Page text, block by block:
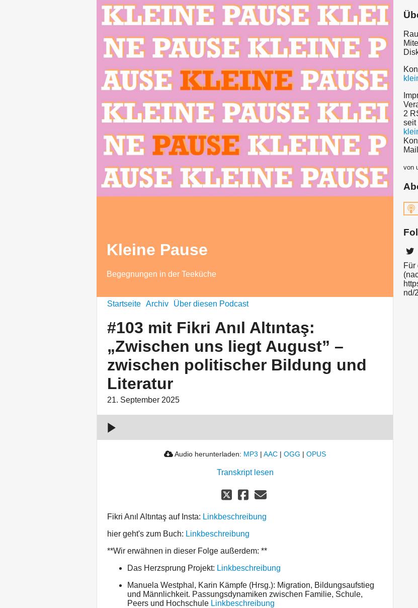
Kleine Pause
Begegnungen in der Teeküche
Startseite Archiv Über diesen Podcast
#103 mit Fikri Anıl Altıntaş:
„Zwischen uns liegt August” –
zwischen politischer Bildung und
Literatur
21. September 2025
#103 mit
Altıntaş:
„Zwischen
uns liegt
August” –
zwischen
politischer
und
Literatur
Audio herunterladen: MP3 | AAC | OGG | OPUS
Transkript lesen
Fikri Anıl Altıntaş auf Insta: Linkbeschreibung
hier geht's zum Buch: Linkbeschreibung
**Wir erwähnen in dieser Folge außerdem: **
Das Herzsprung Projekt: Linkbeschreibung
Manuela Westphal, Karin Kämpfe (Hrsg.): Migration, Bildungsaufstieg
und Männlichkeit. Passungsdynamiken zwischen Familie, Schule,
Peers und Hochschule Linkbeschreibung
2
seit
Mail
von
Für
nd/